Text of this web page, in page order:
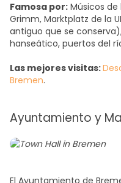
Famosa por: Músicos
Grimm, Marktplatz de la
antiguo que se
hanseático, puertos del
Las mejores visitas:
Bremen.
Ayuntamiento y
El Ayuntamiento de